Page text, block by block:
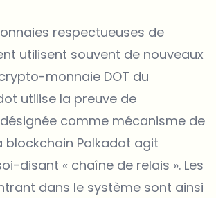
respectueuses de
utilisent souvent de nouveaux
monnaie DOT du
utilise la preuve de
comme mécanisme de
blockchain Polkadot agit
disant « chaîne de relais ». Les
dans le système sont ainsi